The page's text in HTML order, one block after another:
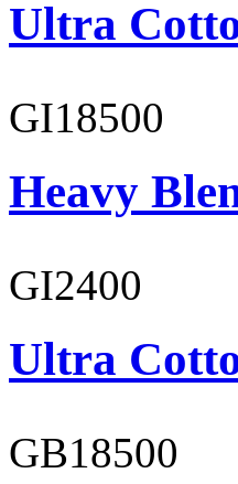
Ultra
GI18500
Heavy
GI2400
Ultra
GB18500